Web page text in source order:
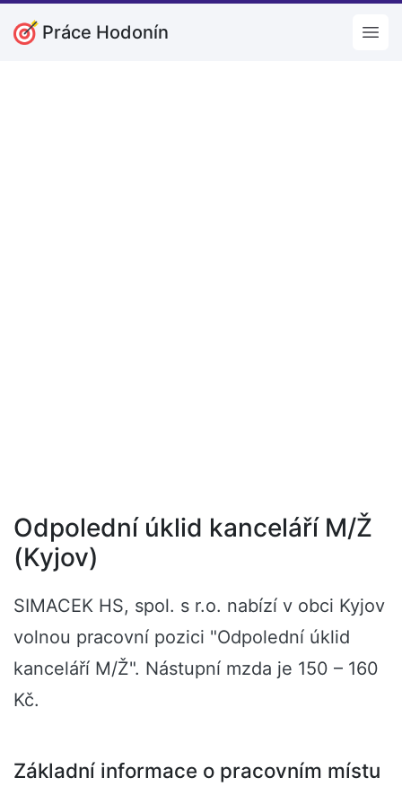
Práce Hodonín
Odpolední úklid kanceláří M/Ž
(Kyjov)
SIMACEK HS, spol. s r.o. nabízí v obci Kyjov
volnou pracovní pozici "Odpolední úklid
kanceláří M/Ž". Nástupní mzda je 150 – 160
Kč.
Základní informace o pracovním místu